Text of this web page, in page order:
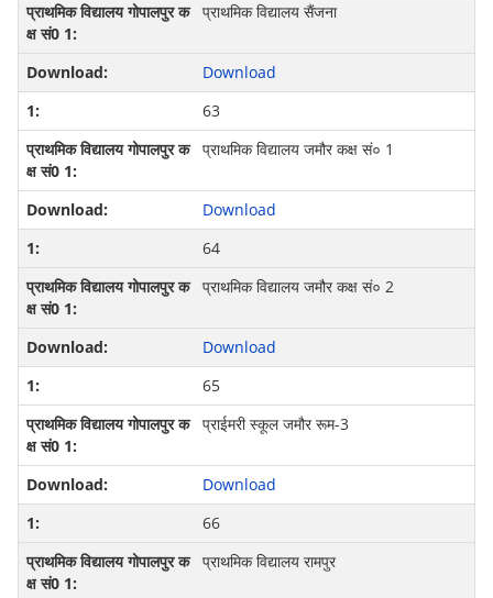
प्राथमिक विद्यालय सैंजना
Download
63
प्राथमिक विद्यालय जमौर कक्ष सं० 1
Download
64
प्राथमिक विद्यालय जमौर कक्ष सं० 2
Download
65
प्राईमरी स्कूल जमौर रूम-3
Download
66
प्राथमिक विद्यालय रामपुर